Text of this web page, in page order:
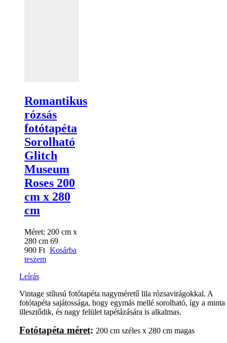
Romantikus
rózsás
fotótapéta
Sorolható
Glitch
Museum
Roses 200
cm x 280
cm
Méret: 200 cm x
280 cm 69
900 Ft Kosárba
teszem
Leírás
Vintage stílusú fotótapéta nagyméretű lila rózsavirágokkal. A
fotótapéta sajátossága, hogy egymás mellé sorolható, így a minta
illesztődik, és nagy felület tapétázására is alkalmas.
Fotótapéta méret: 200 cm széles x 280 cm magas